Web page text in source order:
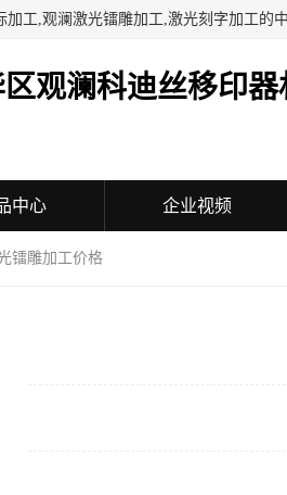
工,观澜激光镭雕加工,激光刻字加工的
观澜科迪丝移印器
中心 企业视频
镭雕加工价格